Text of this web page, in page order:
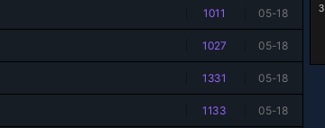
1011 05-18
1027 05-18
1331 05-18
1133 05-18
3